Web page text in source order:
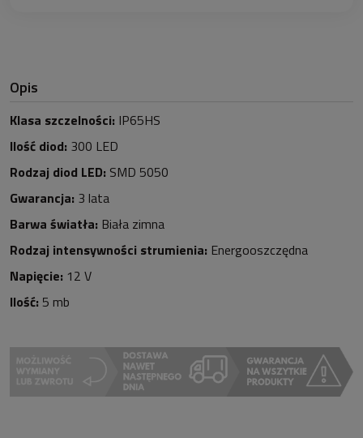
Opis
Klasa szczelności: IP65HS
Ilość diod: 300 LED
Rodzaj diod LED: SMD 5050
Gwarancja: 3 lata
Barwa światła: Biała zimna
Rodzaj intensywności strumienia: Energooszczędna
Napięcie: 12 V
Ilość: 5 mb